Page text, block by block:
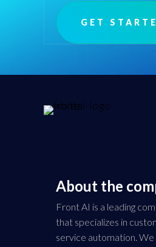
GET
About the
Front AI is a leading
that specializes in
service automation. We